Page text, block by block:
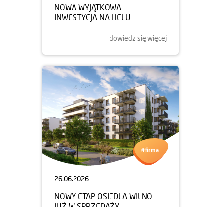
NOWA WYJĄTKOWA
INWESTYCJA NA HELU
dowiedz się więcej
26.06.2026
NOWY ETAP OSIEDLA WILNO